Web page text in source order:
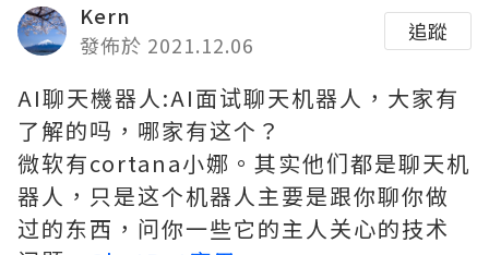
Kern
發佈於 2021.12.06
追蹤
AI聊天機器人:AI面试聊天机器人，大家有
了解的吗，哪家有这个？
微软有cortana小娜。其实他们都是聊天机
器人，只是这个机器人主要是跟你聊你做
过的东西，问你一些它的主人关心的技术